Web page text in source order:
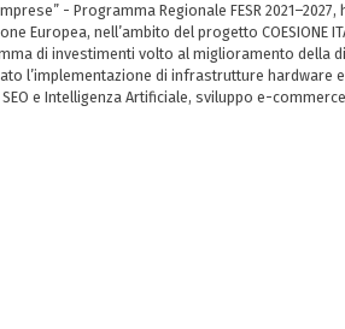
- Programma Regionale FESR
Europea, nell’ambito del progetto COESIONE
di investimenti volto al miglioramento della
l’implementazione di infrastrutture hardware
e Intelligenza Artificiale, sviluppo e-